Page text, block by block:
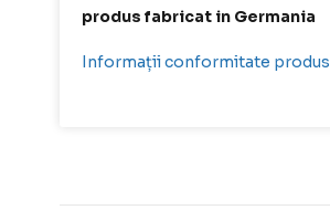
produs fabricat in Germania
Informații conformitate produs